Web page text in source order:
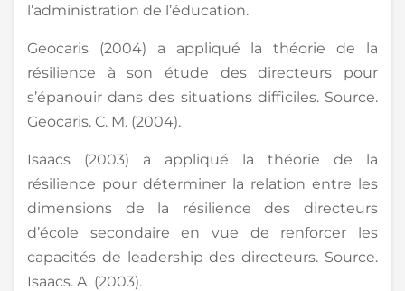
l’administration de l’éducation.
Geocaris (2004) a appliqué la théorie de la
résilience à son étude des directeurs pour
s’épanouir dans des situations difficiles. Source.
Geocaris. C. M. (2004).
Isaacs (2003) a appliqué la théorie de la
résilience pour déterminer la relation entre les
dimensions de la résilience des directeurs
d’école secondaire en vue de renforcer les
capacités de leadership des directeurs. Source.
Isaacs. A. (2003).